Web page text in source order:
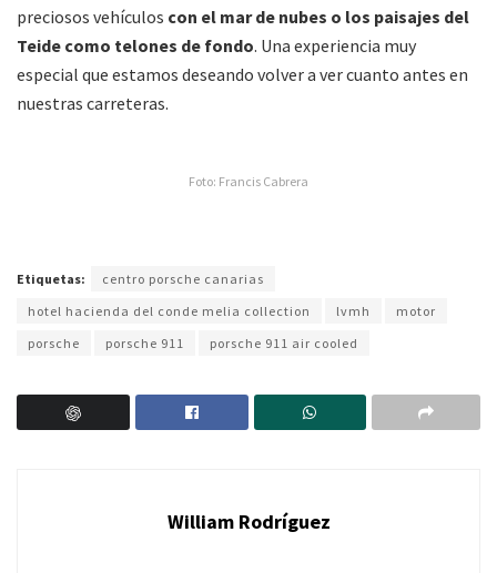
preciosos vehículos con el mar de nubes o los paisajes del
Teide como telones de fondo. Una experiencia muy
especial que estamos deseando volver a ver cuanto antes en
nuestras carreteras.
Foto: Francis Cabrera
Etiquetas:
centro porsche canarias
hotel hacienda del conde melia collection
lvmh
motor
porsche
porsche 911 porsche 911 air cooled
William Rodríguez